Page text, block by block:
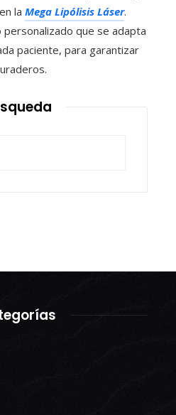
la Mega Lipólisis Láser.
que se adapta
paciente, para garantizar